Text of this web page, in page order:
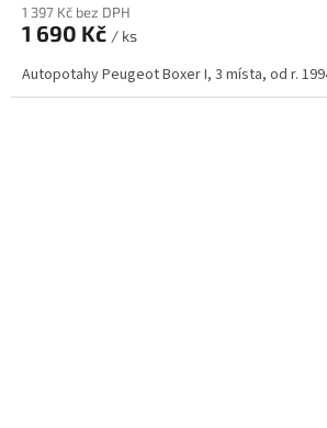
1 397 Kč bez DPH
1 690 Kč / ks
Autopotahy Peugeot Boxer I, 3 místa, od r.